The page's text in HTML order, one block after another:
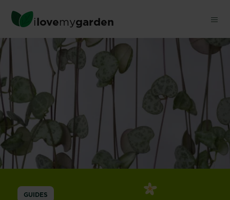
main
content
ilovemygarden
Chaîne
des
cœurs
GUIDES